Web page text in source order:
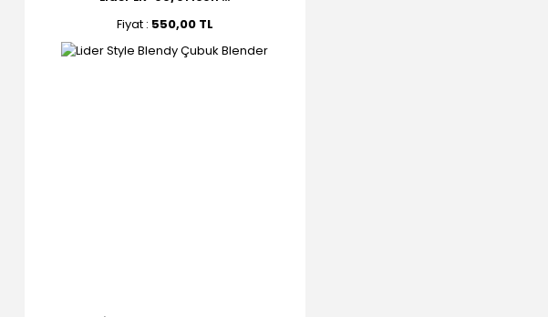
Fiyat : 550,00 TL